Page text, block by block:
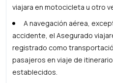
viajara en motocicleta u otro
A navegación aérea,
accidente, el Asegurado
registrado como
pasajeros en viaje de
establecidos.